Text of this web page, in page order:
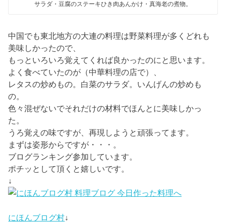
サラダ・豆腐のステーキひき肉あんかけ・真海老の煮物。
中国でも東北地方の大連の料理は野菜料理が多くどれも
美味しかったので、
もっといろいろ覚えてくれば良かったのにと思います。
よく食べていたのが（中華料理の店で）、
レタスの炒めもの。白菜のサラダ。いんげんの炒めも
の。
色々混ぜないでそれだけの材料でほんとに美味しかっ
た。
うろ覚えの味ですが、再現しようと頑張ってます。
まずは姿形からですが・・・。
ブログランキング参加しています。
ポチッとして頂くと嬉しいです。
↓
にほんブログ村↓